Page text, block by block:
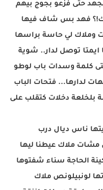
حتى فزعو بجوج بيهم
فهد بس شاف فيها
وملاك لي حاسة براسها
ايمتا توصل لدار.. شوية
كلمة وسدات باب لوطو
لدارها... فتحات الباب
بلخلعة دخلات كتقلب على
ناس ديال درب
فين مشات ملاك عيطنا ليها
مسدود شخص2:مسكينة الحاجة سناء شفتوها
لونبيلونص ملاك